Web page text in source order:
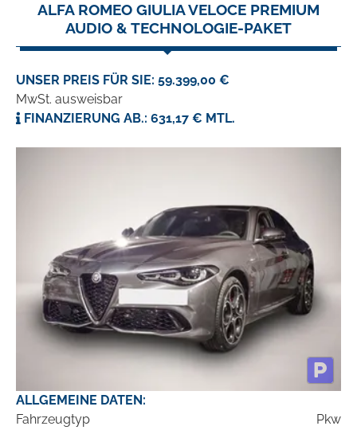
ALFA ROMEO GIULIA VELOCE PREMIUM
AUDIO & TECHNOLOGIE-PAKET
UNSER PREIS FÜR SIE: 59.399,00 €
MwSt. ausweisbar
FINANZIERUNG AB.: 631,17 € MTL.
ALLGEMEINE DATEN:
Fahrzeugtyp
Pkw